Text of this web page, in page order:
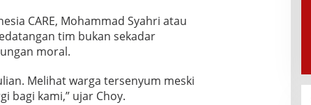
CARE, Mohammad Syahri atau
tim bukan sekadar
moral.
Melihat warga tersenyum meski
bagi kami,” ujar Choy.